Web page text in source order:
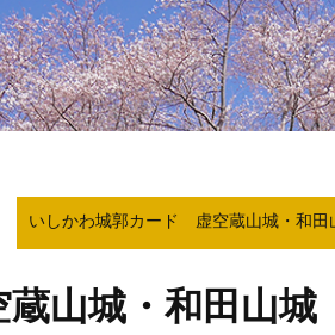
いしかわ城郭カード 虚空蔵山城・和田
山城・和田山城